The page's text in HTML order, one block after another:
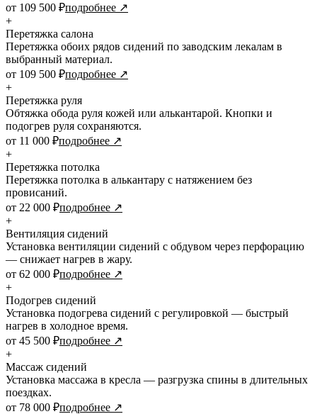
от 109 500 ₽подробнее ↗
+
Перетяжка салона
Перетяжка обоих рядов сидений по заводским лекалам в
выбранный материал.
от 109 500 ₽подробнее ↗
+
Перетяжка руля
Обтяжка обода руля кожей или алькантарой. Кнопки и
подогрев руля сохраняются.
от 11 000 ₽подробнее ↗
+
Перетяжка потолка
Перетяжка потолка в алькантару с натяжением без
провисаний.
от 22 000 ₽подробнее ↗
+
Вентиляция сидений
Установка вентиляции сидений с обдувом через перфорацию
— снижает нагрев в жару.
от 62 000 ₽подробнее ↗
+
Подогрев сидений
Установка подогрева сидений с регулировкой — быстрый
нагрев в холодное время.
от 45 500 ₽подробнее ↗
+
Массаж сидений
Установка массажа в кресла — разгрузка спины в длительных
поездках.
от 78 000 ₽подробнее ↗